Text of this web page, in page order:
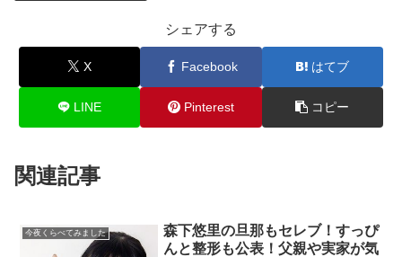
シェアする
X Facebook はてブ
LINE Pinterest コピー
関連記事
今夜くらべてみました
森下悠里の旦那もセレブ！すっぴ
んと整形も公表！父親や実家が気